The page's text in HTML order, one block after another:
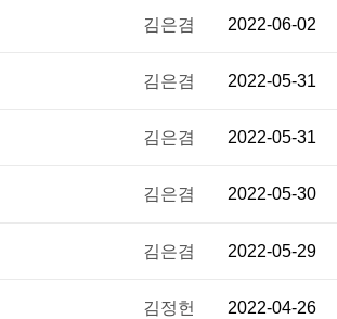
김은겸 2022-06-02
김은겸 2022-05-31
김은겸 2022-05-31
김은겸 2022-05-30
김은겸 2022-05-29
김정헌 2022-04-26